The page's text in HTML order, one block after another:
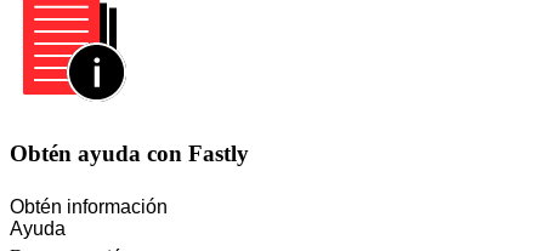
Obtén ayuda con Fastly
Obtén información
Ayuda